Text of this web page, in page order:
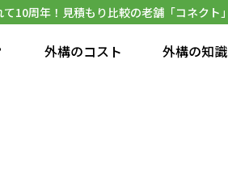
10周年！見積もり比較の老舗「コネクト」
外構のコスト 外構の知識